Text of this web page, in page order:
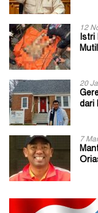
12
Istri
20
dari
7